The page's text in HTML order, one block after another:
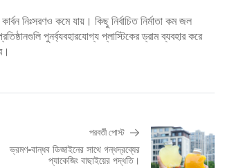
নিঃসরণও কমে যায়। কিছু নির্বাচিত নির্মাতা কম জল
পুনর্ব্যবহারযোগ্য প্লাস্টিকের ড্রাম ব্যবহার করে
পরবর্তী পোস্ট
ভ্রমণ-বান্ধব ডিজাইনের সাথে গন্ধদ্রব্যের
প্যাকেজিং বাছাইয়ের পদ্ধতি।